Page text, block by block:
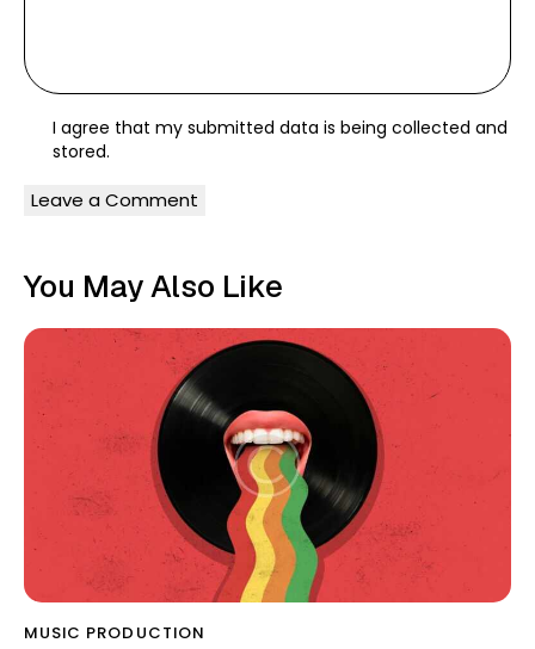
I agree that my submitted data is being collected and
stored.
You May Also Like
MUSIC PRODUCTION